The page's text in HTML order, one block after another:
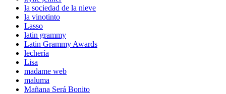
la sociedad de la nieve
la vinotinto
Lasso
latin grammy
Latin Grammy Awards
lechería
Lisa
madame web
maluma
Mañana Será Bonito